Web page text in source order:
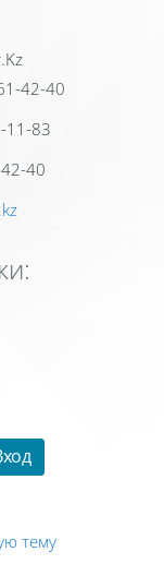
42-40
11-83
40
тему